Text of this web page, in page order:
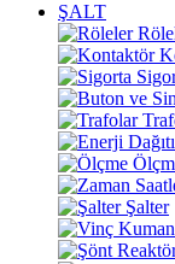
ŞALT
Şalter